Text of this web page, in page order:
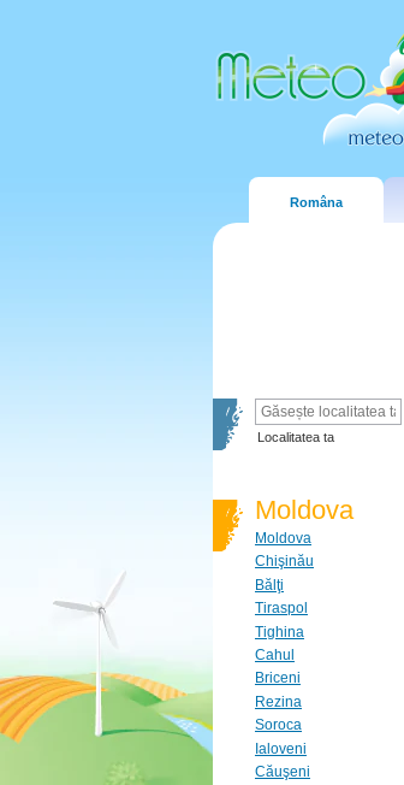
Româna
Localitatea ta
Moldova
Moldova
Chişinău
Bălţi
Tiraspol
Tighina
Cahul
Briceni
Rezina
Soroca
Ialoveni
Căuşeni